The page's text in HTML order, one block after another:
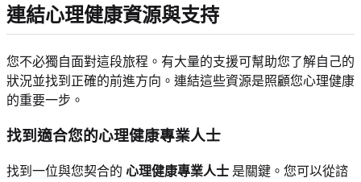
連結心理健康資源與支持
您不必獨自面對這段旅程。有大量的支援可幫助您了解自己的
狀況並找到正確的前進方向。連結這些資源是照顧您心理健康
的重要一步。
找到適合您的心理健康專業人士
找到一位與您契合的 心理健康專業人士 是關鍵。您可以從諮